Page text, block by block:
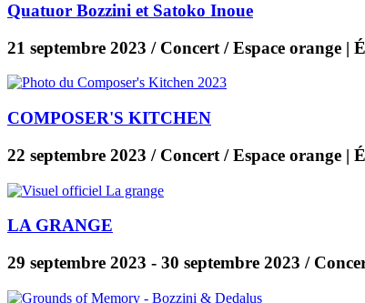
Quatuor Bozzini et Satoko Inoue
21 septembre 2023 / Concert / Espace orange |
COMPOSER'S KITCHEN
22 septembre 2023 / Concert / Espace orange |
LA GRANGE
29 septembre 2023 - 30 septembre 2023 /